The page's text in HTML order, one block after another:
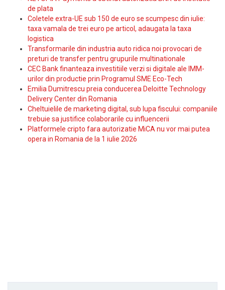
de plata
Coletele extra-UE sub 150 de euro se scumpesc din iulie:
taxa vamala de trei euro pe articol, adaugata la taxa
logistica
Transformarile din industria auto ridica noi provocari de
preturi de transfer pentru grupurile multinationale
CEC Bank finanteaza investitiile verzi si digitale ale IMM-
urilor din productie prin Programul SME Eco-Tech
Emilia Dumitrescu preia conducerea Deloitte Technology
Delivery Center din Romania
Cheltuielile de marketing digital, sub lupa fiscului: companiile
trebuie sa justifice colaborarile cu influencerii
Platformele cripto fara autorizatie MiCA nu vor mai putea
opera in Romania de la 1 iulie 2026